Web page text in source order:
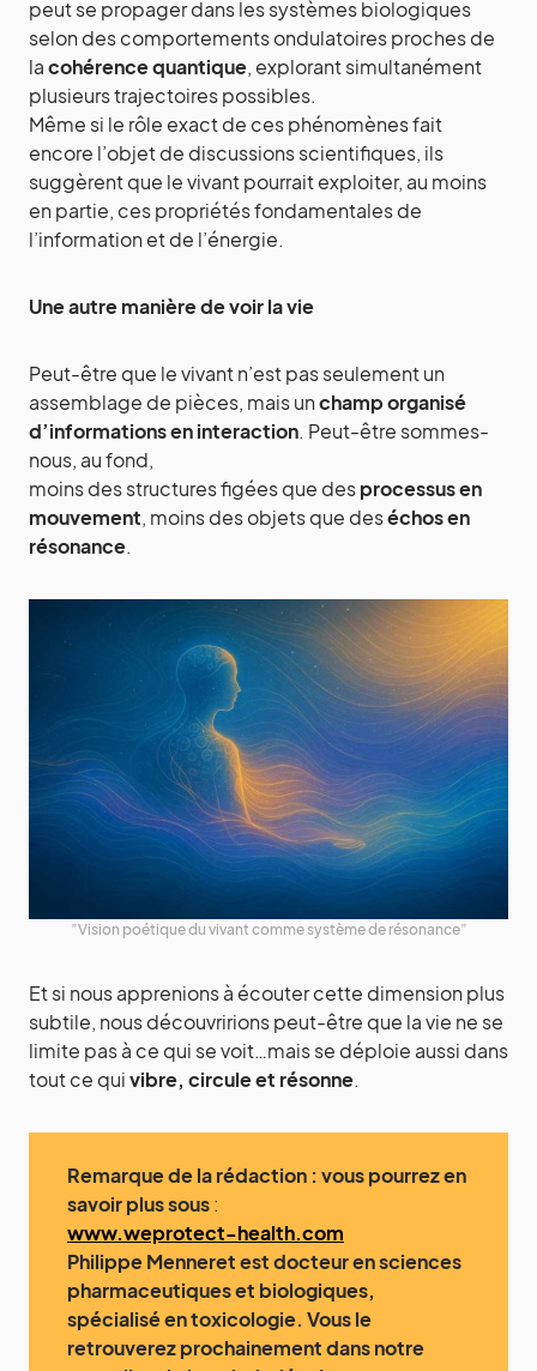
peut se propager dans les systèmes biologiques
selon des comportements ondulatoires proches de
lacohérence quantique, explorant simultanément
plusieurs trajectoires possibles.
Même si le rôle exact de ces phénomènes fait
encore l’objet de discussions scientifiques, ils
suggèrent que le vivant pourrait exploiter, au moins
en partie, ces propriétés fondamentales de
l’information et de l’énergie.
Une autre manière de voir la vie
Peut-être que le vivant n’est pas seulement un
assemblage de pièces, mais unchamp organisé
d’informations en interaction. Peut-être sommes-
nous, au fond,
moins des structures figées que desprocessus en
mouvement, moins des objets que deséchos en
résonance.
”Vision poétique du vivant comme système de résonance”
Et si nous apprenions à écouter cette dimension plus
subtile, nous découvririons peut-être que la vie ne se
limite pas à ce qui se voit…mais se déploie aussi dans
tout ce quivibre, circule et résonne.
Remarque de la rédaction : vous pourrez en
savoir plus sous:
www.weprotect-health.com
Philippe Menneret est docteur en sciences
pharmaceutiques et biologiques,
spécialisé en toxicologie. Vous le
retrouverez prochainement dans notre